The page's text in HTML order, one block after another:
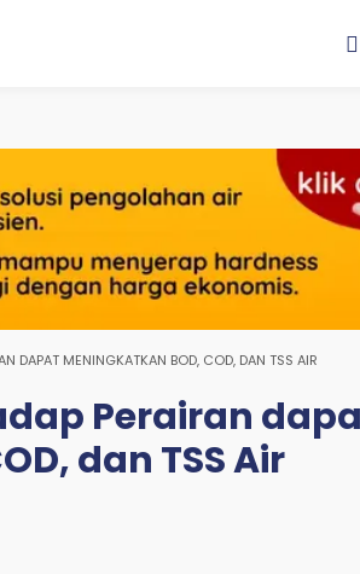
DAPAT MENINGKATKAN BOD, COD, DAN TSS AIR
Perairan
dan TSS Air